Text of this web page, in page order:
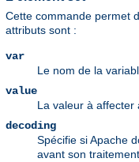
Cette commande permet
attributs sont :
var
Le nom de la
value
La valeur à affecter
decoding
Spécifie si Apache
avant son